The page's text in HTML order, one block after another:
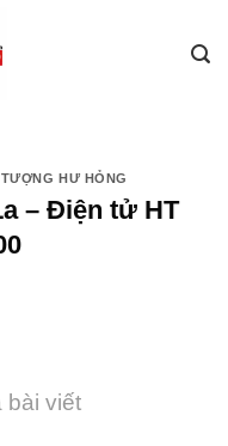
HƯ HỎNG
– Điện tử HT
bài viết